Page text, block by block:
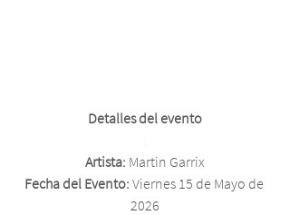
Detalles del evento
Artista: Martin Garrix
Fecha del Evento: Viernes 15 de Mayo de
2026